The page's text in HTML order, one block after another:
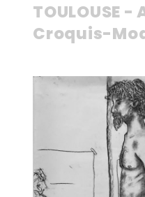
TOULOUSE
Croquis-